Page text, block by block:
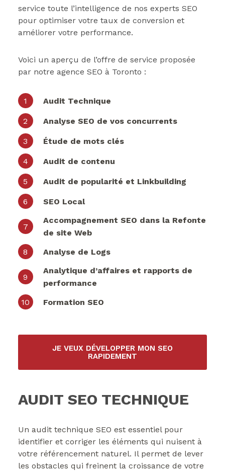
service toute l’intelligence de nos experts SEO
pour optimiser votre taux de conversion et
améliorer votre performance.
Voici un aperçu de l’offre de service proposée
par notre agence SEO à Toronto :
Audit Technique
Analyse SEO de vos concurrents
Étude de mots clés
Audit de contenu
Audit de popularité et Linkbuilding
SEO Local
Accompagnement SEO dans la Refonte
de site Web
Analyse de Logs
Analytique d’affaires et rapports de
performance
Formation SEO
JE VEUX DÉVELOPPER MON SEO
RAPIDEMENT
AUDIT SEO TECHNIQUE
Un audit technique SEO est essentiel pour
identifier et corriger les éléments qui nuisent à
votre référencement naturel. Il permet de lever
les obstacles qui freinent la croissance de votre